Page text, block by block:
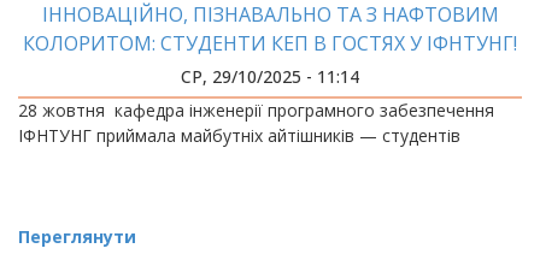
ІННОВАЦІЙНО, ПІЗНАВАЛЬНО ТА З НАФТОВИМ
КОЛОРИТОМ: СТУДЕНТИ КЕП В ГОСТЯХ У ІФНТУНГ!
СР, 29/10/2025 - 11:14
28 жовтня кафедра інженерії програмного забезпечення
ІФНТУНГ приймала майбутніх айтішників — студентів
Переглянути